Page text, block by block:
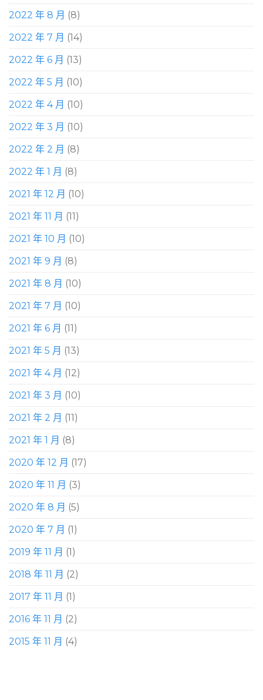
2022 年 8 月 (8)
2022 年 7 月 (14)
2022 年 6 月 (13)
2022 年 5 月 (10)
2022 年 4 月 (10)
2022 年 3 月 (10)
2022 年 2 月 (8)
2022 年 1 月 (8)
2021 年 12 月 (10)
2021 年 11 月 (11)
2021 年 10 月 (10)
2021 年 9 月 (8)
2021 年 8 月 (10)
2021 年 7 月 (10)
2021 年 6 月 (11)
2021 年 5 月 (13)
2021 年 4 月 (12)
2021 年 3 月 (10)
2021 年 2 月 (11)
2021 年 1 月 (8)
2020 年 12 月 (17)
2020 年 11 月 (3)
2020 年 8 月 (5)
2020 年 7 月 (1)
2019 年 11 月 (1)
2018 年 11 月 (2)
2017 年 11 月 (1)
2016 年 11 月 (2)
2015 年 11 月 (4)